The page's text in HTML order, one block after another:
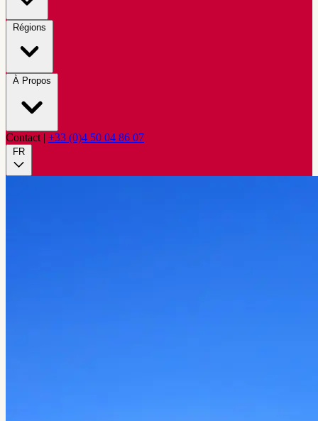
Régions
À Propos
Contact | +33 (0)4 50 04 86 07
FR